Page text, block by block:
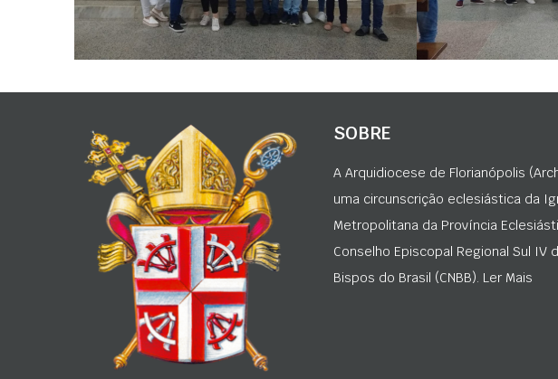
SOBRE
A Arquidiocese de Florianópolis
uma circunscrição eclesiástica da
Metropolitana da Província
Conselho Episcopal Regional Sul IV
Bispos do Brasil (CNBB). Ler Mais